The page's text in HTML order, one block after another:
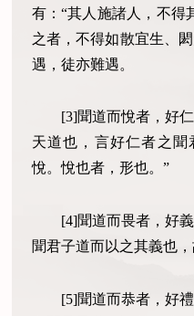
有：“其人施諸人，不得
之者，不得如散宜生、
遇，徒亦難遇。
[3]聞道而悅者，好
天道也，言好仁者之
悅。悅也者，形也。”
[4]聞道而畏者，好
聞君子道而以之其義也
[5]聞道而恭者，好